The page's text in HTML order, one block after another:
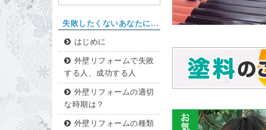
失敗したくないあなたに…
はじめに
外壁リフォームで失敗
する人、成功する人
外壁リフォームの適切
な時期は？
外壁リフォームの種類